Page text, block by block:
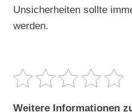
Unsicherheiten sollte
werden.
Weitere Informationen